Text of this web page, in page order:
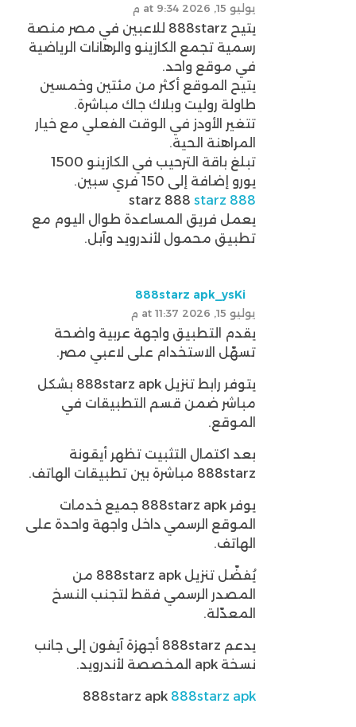
يوليو 15, 2026 at 9:34 م
يتيح 888starz للاعبين في مصر منصة
رسمية تجمع الكازينو والرهانات الرياضية
في موقع واحد.
يتيح الموقع أكثر من مئتين وخمسين
طاولة روليت وبلاك جاك مباشرة.
تتغير الأودز في الوقت الفعلي مع خيار
المراهنة الحية.
تبلغ باقة الترحيب في الكازينو 1500
يورو إضافة إلى 150 فري سبين.
starz 888 starz 888
يعمل فريق المساعدة طوال اليوم مع
تطبيق محمول لأندرويد وآبل.
888starz apk_ysKi
يوليو 15, 2026 at 11:37 م
يقدم التطبيق واجهة عربية واضحة
تسهّل الاستخدام على لاعبي مصر.
يتوفر رابط تنزيل 888starz apk بشكل
مباشر ضمن قسم التطبيقات في
الموقع.
بعد اكتمال التثبيت تظهر أيقونة
888starz مباشرة بين تطبيقات الهاتف.
يوفر 888starz apk جميع خدمات
الموقع الرسمي داخل واجهة واحدة على
الهاتف.
يُفضّل تنزيل 888starz apk من
المصدر الرسمي فقط لتجنب النسخ
المعدّلة.
يدعم 888starz أجهزة آيفون إلى جانب
نسخة apk المخصصة لأندرويد.
888starz apk 888starz apk